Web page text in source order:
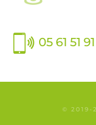
05 61 51
© 2019-